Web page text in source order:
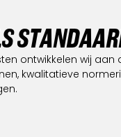
SSTANDAAR
ontwikkelen wij aan
kwalitatieve